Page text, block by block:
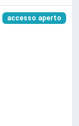
accesso aperto